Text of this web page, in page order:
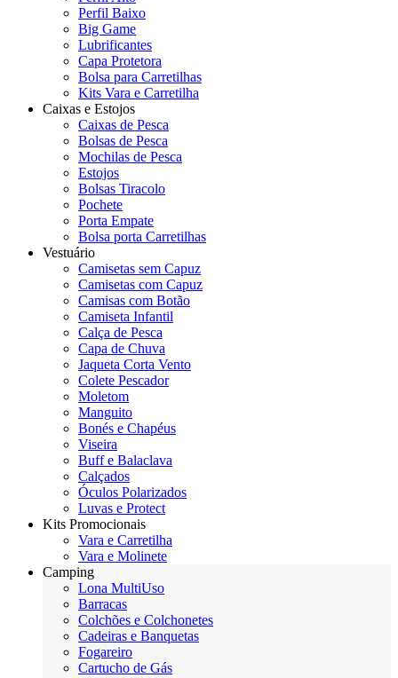
Perfil Baixo
Big Game
Lubrificantes
Capa Protetora
Bolsa para Carretilhas
Kits Vara e Carretilha
Caixas e Estojos
Caixas de Pesca
Bolsas de Pesca
Mochilas de Pesca
Estojos
Bolsas Tiracolo
Pochete
Porta Empate
Bolsa porta Carretilhas
Vestuário
Camisetas sem Capuz
Camisetas com Capuz
Camisas com Botão
Camiseta Infantil
Calça de Pesca
Capa de Chuva
Jaqueta Corta Vento
Colete Pescador
Moletom
Manguito
Bonés e Chapéus
Viseira
Buff e Balaclava
Calçados
Óculos Polarizados
Luvas e Protect
Kits Promocionais
Vara e Carretilha
Vara e Molinete
Camping
Lona MultiUso
Barracas
Colchões e Colchonetes
Cadeiras e Banquetas
Fogareiro
Cartucho de Gás